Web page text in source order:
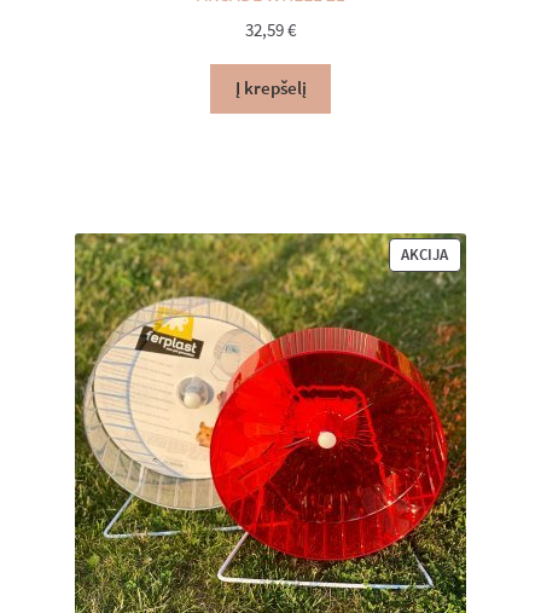
32,59€
Į krepšelį
AKCIJAPRODUKTAS
SU
NUOLAIDA